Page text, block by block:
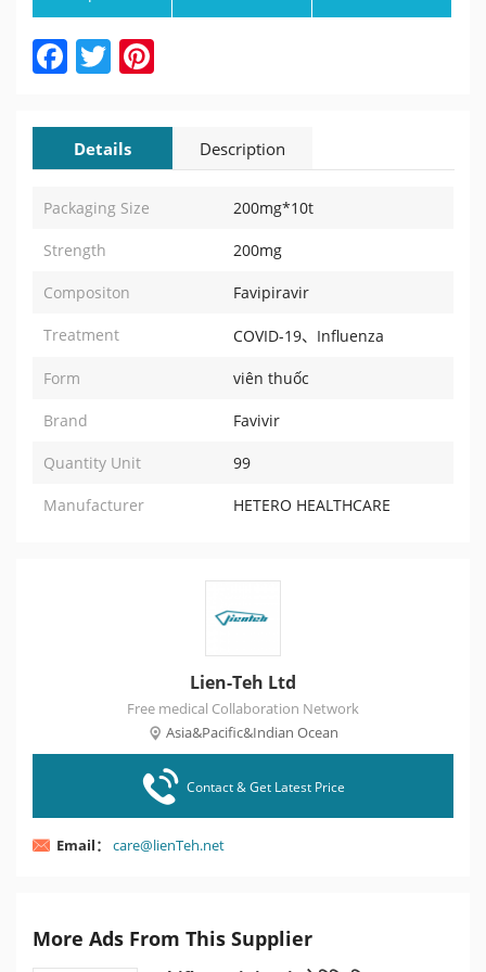
Facebook
Twitter
Details Description
Packaging Size 200mg*10t
Strength 200mg
Compositon Favipiravir
Treatment COVID-19、Influenza
Form viên thuốc
Brand Favivir
Quantity Unit 99
Manufacturer HETERO HEALTHCARE
Lien-Teh Ltd
Free medical Collaboration Network
Asia&Pacific&Indian Ocean
Contact & Get Latest Price
Email： care@lienTeh.net
More Ads From This Supplier